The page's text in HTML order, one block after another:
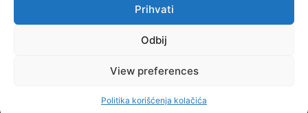
Prihvati
Odbij
View preferences
Politika korišćenja kolačića
Politika privatnosti
Impresum
© 2024 misbih. All Rights Reserved.